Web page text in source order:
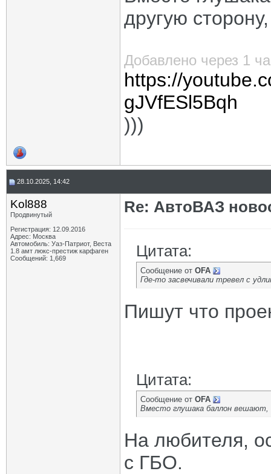
другую
Добавлено через 1
https://
gJVfESl5Bqh
)))
28.10.2025, 14:42
Kol888
Продвинутый
Регистрация: 12.09.2016
Адрес: Москва
Автомобиль: Уаз-Патриот, Веста
1.8 амт люкс-престиж карфаген
Сообщений: 1,669
Re: АвтоВАЗ
Цитата:
Сообщение от OFA
Где-то засвечивали тревел с
Пишут что
Цитата:
Сообщение от OFA
Вместо глушака баллон вешают,
На любителя,
с ГБО.